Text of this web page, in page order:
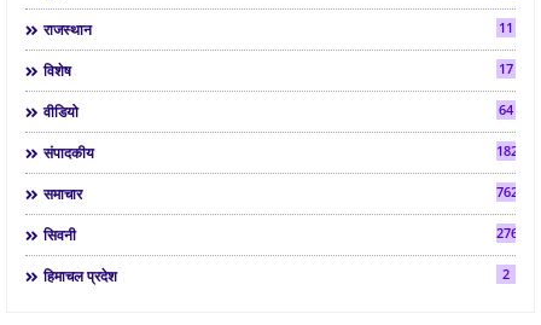
राजस्थान 11
विशेष 17
वीडियो 64
संपादकीय 182
समाचार 7624
सिवनी 2763
हिमाचल प्रदेश 2